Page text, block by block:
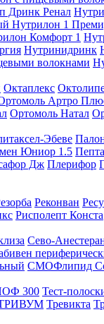
Дринк Ренал
Нутрилон 1
Комфорт 1
Нутринидринк
волокнами
Октаплекс
Артро
Ортомоль Натал
Эбеве
Юниор 1.5
Дж Плерифор
Реконван
Рисполепт Конста
Сево-
СМОФлипид
300 Тест-
ТРИВУМ Тревикта